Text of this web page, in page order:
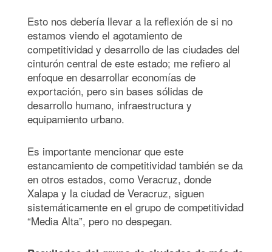
Esto nos debería llevar a la reflexión de si no
estamos viendo el agotamiento de
competitividad y desarrollo de las ciudades del
cinturón central de este estado; me refiero al
enfoque en desarrollar economías de
exportación, pero sin bases sólidas de
desarrollo humano, infraestructura y
equipamiento urbano.
Es importante mencionar que este
estancamiento de competitividad también se da
en otros estados, como Veracruz, donde
Xalapa y la ciudad de Veracruz, siguen
sistemáticamente en el grupo de competitividad
“Media Alta”, pero no despegan.